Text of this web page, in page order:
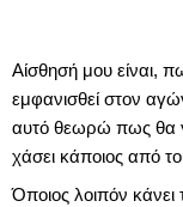
Αίσθησή μου είναι,
εμφανισθεί στον
αυτό θεωρώ πως θα
χάσει κάποιος από
Όποιος λοιπόν κάνει